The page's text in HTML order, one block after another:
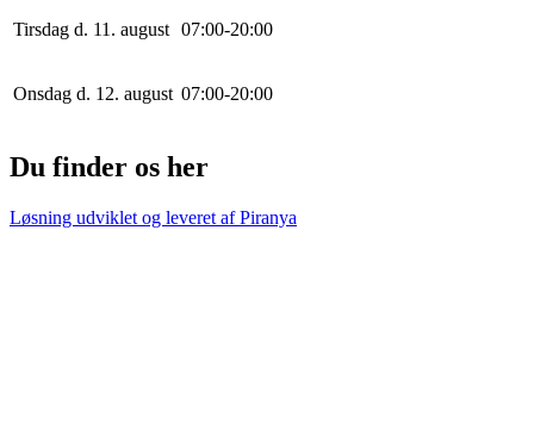
Tirsdag d. 11. august 07:00-20:00
Onsdag d. 12. august 07:00-20:00
Du finder os her
Løsning udviklet og leveret afPiranya